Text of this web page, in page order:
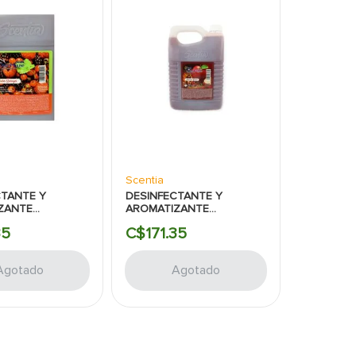
Y
GALON
Scentia
DESINFECTANTE Y
AROMATIZANTE
MANZANA CANELA 1
C$171.35
Agotado